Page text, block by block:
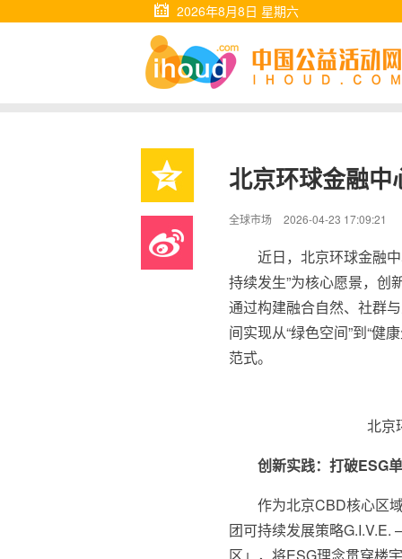
2026年8月8日 星期六
北京环球金融中
全球市场 2026-04-23 17:09:21
近日，北京环球金融
持续发生”为核心愿景，创
通过构建融合自然、社群
间实现从“绿色空间”到“健
范式。
北京
创新实践：打破ESG
作为北京CBD核心区
团可持续发展策略G.I.V.E.